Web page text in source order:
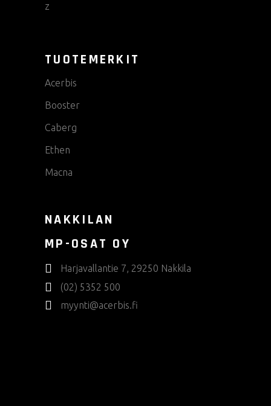
TUOTEMERKIT
Acerbis
Booster
Caberg
Ethen
Macna
NAKKILAN
MP-OSAT OY
Harjavallantie 7, 29250 Nakkila
(02) 5352 500
myynti@acerbis.fi